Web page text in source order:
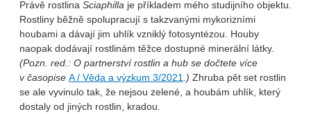
Právě rostlina Sciaphilla je příkladem mého studijního objektu.
Rostliny běžně spolupracují s takzvanými mykorizními
houbami a dávají jim uhlík vzniklý fotosyntézou. Houby
naopak dodávají rostlinám těžce dostupné minerální látky.
(Pozn. red.: O partnerství rostlin a hub se dočtete více
v časopise A / Věda a výzkum 3/2021 .) Zhruba pět set rostlin
se ale vyvinulo tak, že nejsou zelené, a houbám uhlík, který
dostaly od jiných rostlin, kradou.